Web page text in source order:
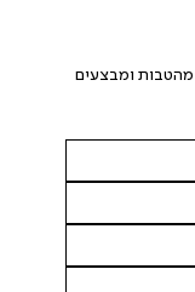
הצטרפו חינם למועדון הלקוחות שלנו ותהנו מהטבות ומבצעים